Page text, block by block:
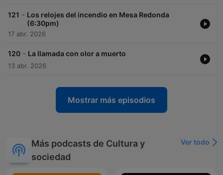
121 - Los relojes del incendio en Mesa Redonda
(6:30pm)
17 abr. 2026
120 - La llamada con olor a muerto
13 abr. 2026
Mostrar más episodios
Más podcasts de Cultura y
sociedad
Ver todo